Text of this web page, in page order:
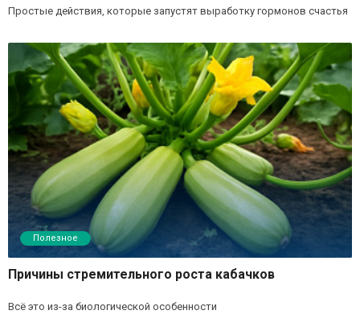
Простые действия, которые запустят выработку гормонов счастья
Полезное
Причины стремительного роста кабачков
Всё это из-за биологической особенности